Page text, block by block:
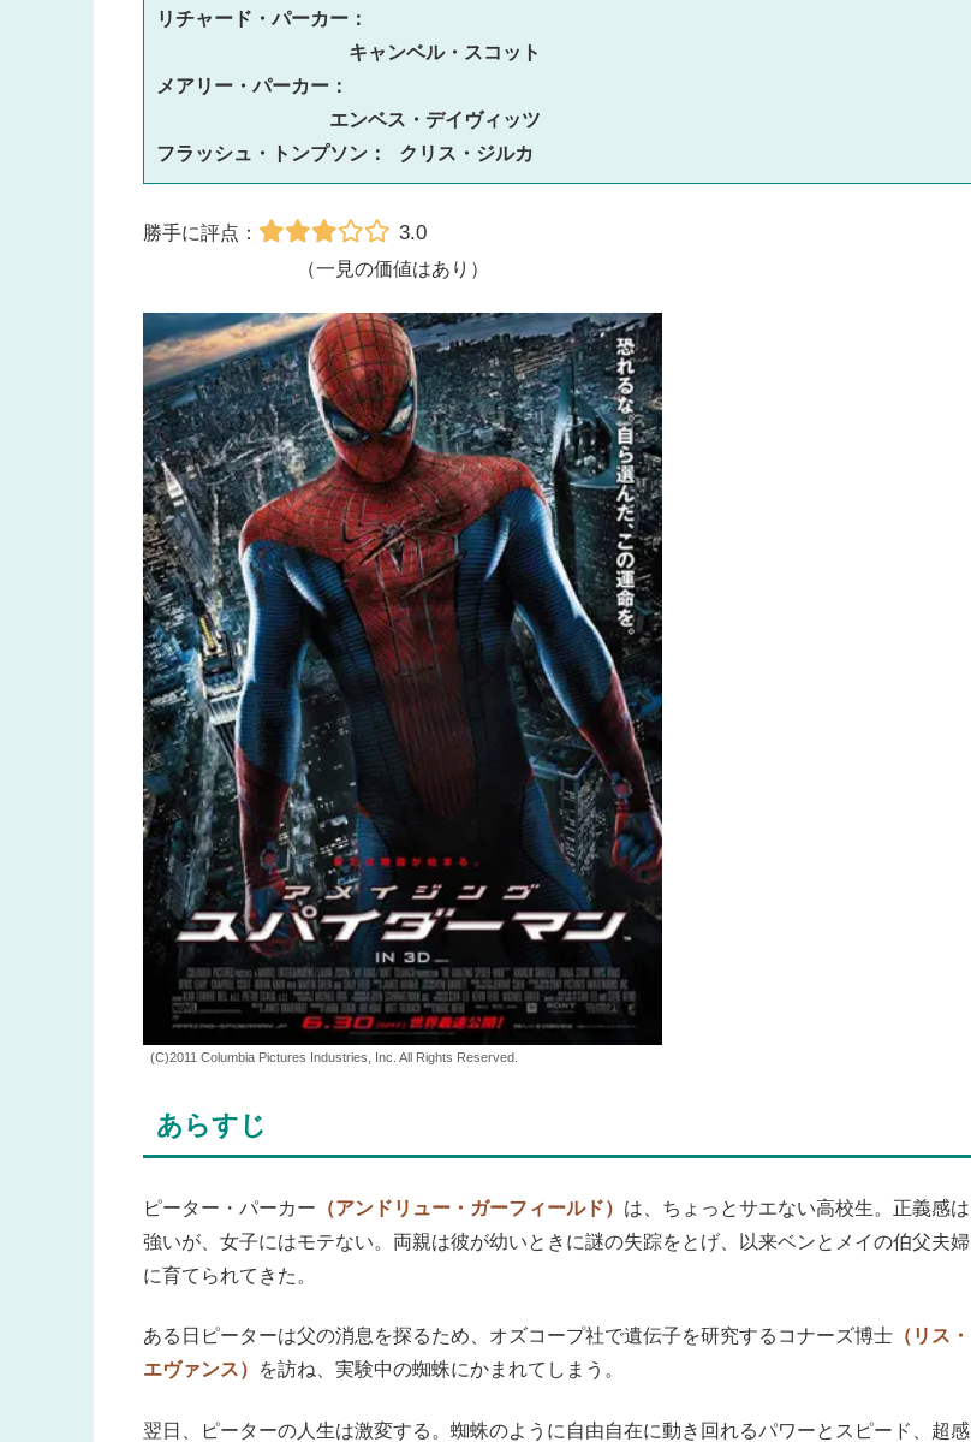
リチャード・パーカー：
キャンベル・スコット
メアリー・パーカー：
エンベス・デイヴィッツ
フラッシュ・トンプソン： クリス・ジルカ
勝手に評点： 3.0
（一見の価値はあり）
(C)2011 Columbia Pictures Industries, Inc. All Rights Reserved.
あらすじ
ピーター・パーカー （アンドリュー・ガーフィールド） は、ちょっとサエない高校生。正義感は
強いが、女子にはモテない。両親は彼が幼いときに謎の失踪をとげ、以来ベンとメイの伯父夫婦
に育てられてきた。
ある日ピーターは父の消息を探るため、オズコープ社で遺伝子を研究するコナーズ博士 （リス・
エヴァンス）
を訪ね、実験中の蜘蛛にかまれてしまう。
翌日、ピーターの人生は激変する。蜘蛛のように自由自在に動き回れるパワーとスピード、超感